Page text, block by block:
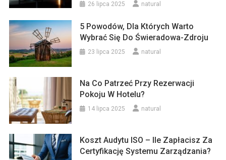
26 lipca 2025 natural
5 Powodów, Dla Których Warto
Wybrać Się Do Świeradowa-Zdroju
23 lipca 2025 natural
Na Co Patrzeć Przy Rezerwacji
Pokoju W Hotelu?
14 lipca 2025 natural
Koszt Audytu ISO – Ile Zapłacisz Za
Certyfikację Systemu Zarządzania?